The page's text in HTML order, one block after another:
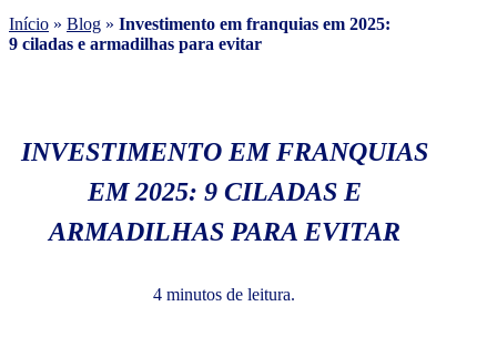
Início » Blog » Investimento em franquias em 2025:
9 ciladas e armadilhas para evitar
INVESTIMENTO EM FRANQUIAS
EM 2025: 9 CILADAS E
ARMADILHAS PARA EVITAR
4 minutos de leitura.